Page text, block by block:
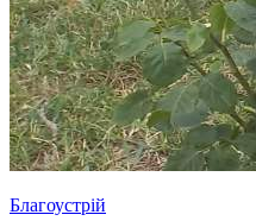
Благоустрій